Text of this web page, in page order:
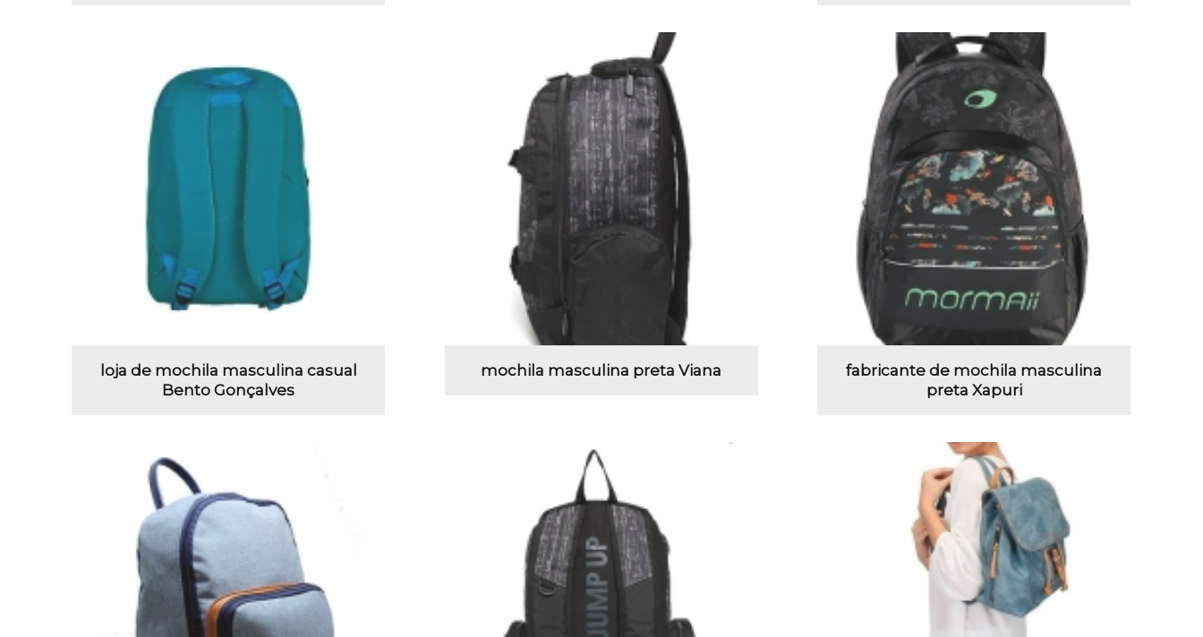
loja de mochila masculina casual
Bento Gonçalves
mochila masculina preta Viana
fabricante de mochila masculina
preta Xapuri